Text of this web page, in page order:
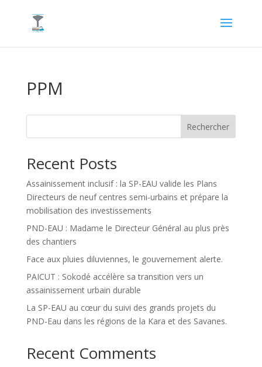
PPM
Rechercher
Recent Posts
Assainissement inclusif : la SP-EAU valide les Plans
Directeurs de neuf centres semi-urbains et prépare la
mobilisation des investissements
PND-EAU : Madame le Directeur Général au plus près
des chantiers
Face aux pluies diluviennes, le gouvernement alerte.
PAICUT : Sokodé accélère sa transition vers un
assainissement urbain durable
La SP-EAU au cœur du suivi des grands projets du
PND-Eau dans les régions de la Kara et des Savanes.
Recent Comments